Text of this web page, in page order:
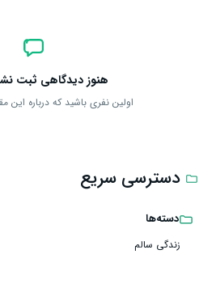
هنوز دیدگاهی ثبت
اولین نفری باشید که درباره این
دسترسی سریع
دسته‌ها
زندگی سالم